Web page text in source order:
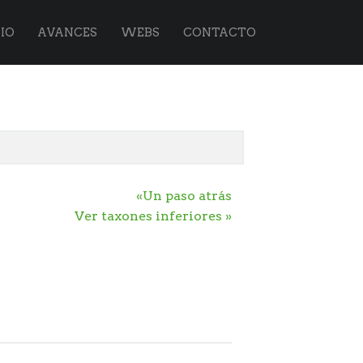
AVANCES WEBS CONTACTO
«Un paso atrás
Ver taxones inferiores »